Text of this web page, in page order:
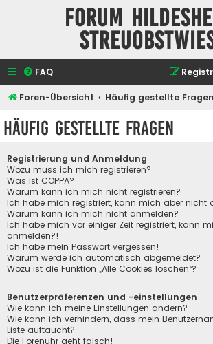
Forum
FAQ
Foren-Übersicht Häufig gestellte Fragen
Häufig gestellte Fragen
Registrierung und Anmeldung
Wozu muss ich mich registrieren?
Was ist COPPA?
Warum kann ich mich nicht registrieren?
Ich habe mich registriert, kann mich aber nicht
Warum kann ich mich nicht anmelden?
Ich habe mich vor einiger Zeit registriert, kann
anmelden?!
Ich habe mein Passwort vergessen!
Warum werde ich automatisch abgemeldet?
Wozu ist die Funktion „Alle Cookies löschen“?
Benutzerpräferenzen und -einstellungen
Wie kann ich meine Einstellungen ändern?
Wie kann ich verhindern, dass mein
Liste auftaucht?
Die Forenuhr geht falsch!